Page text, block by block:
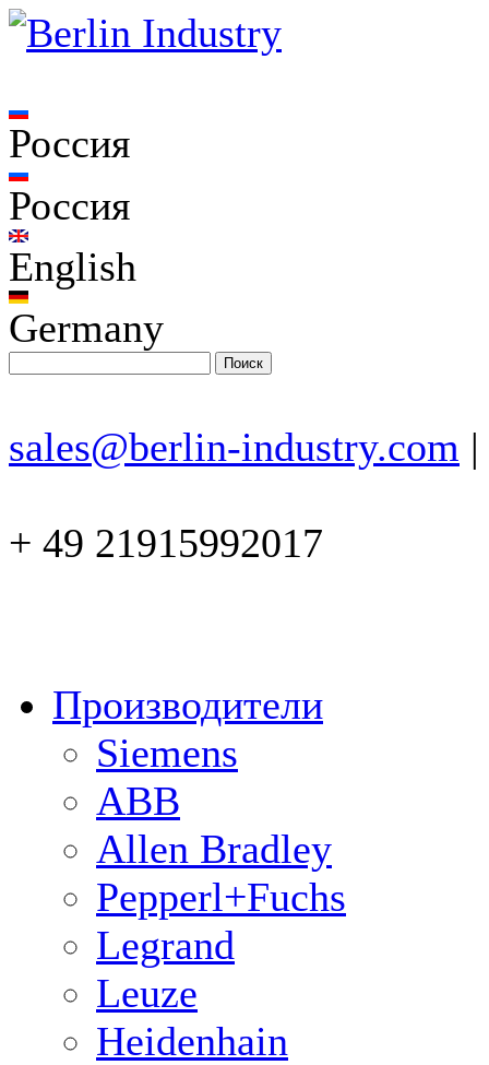
Россия
Россия
English
Germany
sales@berlin-industry.com |
+ 49 21915992017
Производители
Siemens
ABB
Allen Bradley
Pepperl+Fuchs
Legrand
Leuze
Heidenhain